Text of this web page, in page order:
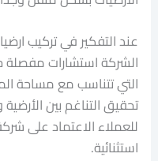
عند التفكير في تركيب
الشركة استشارات مفصلة
التي تتناسب مع مساحة
تحقيق التناغم بين
للعملاء الاعتماد على
استثنائية.